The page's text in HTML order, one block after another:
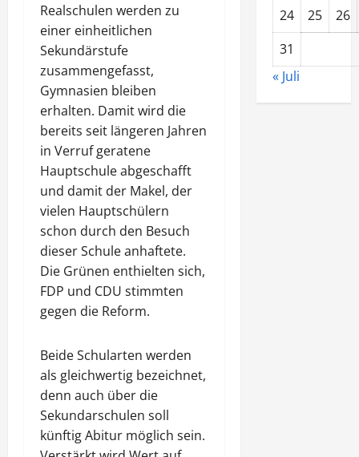
Realschulen werden zu
einer einheitlichen
Sekundärstufe
zusammengefasst,
Gymnasien bleiben
erhalten. Damit wird die
bereits seit längeren Jahren
in Verruf geratene
Hauptschule abgeschafft
und damit der Makel, der
vielen Hauptschülern
schon durch den Besuch
dieser Schule anhaftete.
Die Grünen enthielten sich,
FDP und CDU stimmten
gegen die Reform.
Beide Schularten werden
als gleichwertig bezeichnet,
denn auch über die
Sekundarschulen soll
künftig Abitur möglich sein.
24
25
26
31
« Juli